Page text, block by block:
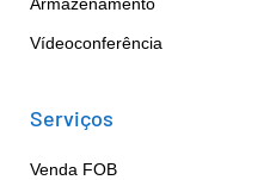
Vídeoconferência
Serviços
Venda FOB